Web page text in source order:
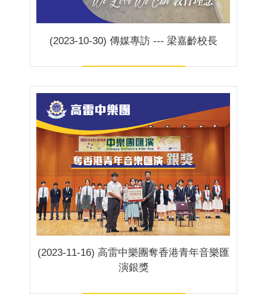
(2023-10-30) 傳媒專訪 --- 梁嘉齡校長
(2023-11-16) 高雷中樂團奪香港青年音樂匯
演銀獎